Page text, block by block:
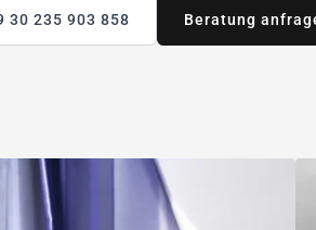
30 235 903 858 Beratung